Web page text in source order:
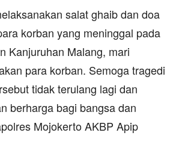
salat ghaib dan doa
korban yang meninggal pada
Kanjuruhan Malang, mari
para korban. Semoga tragedi
tidak terulang lagi dan
berharga bagi bangsa dan
Mojokerto AKBP Apip